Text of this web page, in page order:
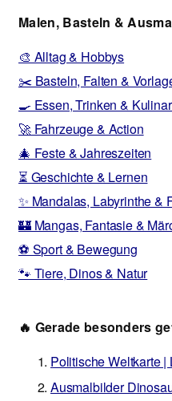
Malen, Basteln &
🎨 Alltag & Hobbys
✂️ Basteln, Falten &
🍳 Essen, Trinken &
🚀 Fahrzeuge & Action
🎄 Feste & Jahreszeiten
⏳ Geschichte & Lernen
✨ Mandalas, Labyrinthe &
🏰 Mangas, Fantasie &
⚽ Sport & Bewegung
🐾 Tiere, Dinos & Natur
🔥 Gerade besonders
Politische Weltkarte
Ausmalbilder